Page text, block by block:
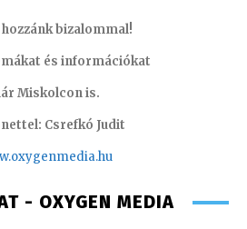
bizalommal!
és információkat
Miskolcon is.
Csrefkó Judit
nmedia.hu
- OXYGEN MEDIA